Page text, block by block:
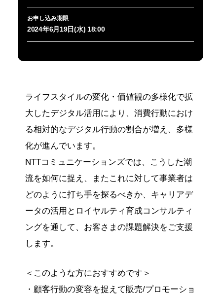
お申し込み期限
2024年6月19日(水) 18:00
ライフスタイルの変化・価値観の多様化で拡
大したデジタル活用により、消費行動におけ
る相対的なデジタル行動の割合が増え、多様
化が進んでいます。
NTTコミュニケーションズでは、こうした潮
流を如何に捉え、またこれに対して事業者は
どのように打ち手を探るべきか、キャリアデ
ータの活用とロイヤルティ育成コンサルティ
ングを通して、お客さまの課題解決をご支援
します。
＜このような方におすすめです＞
・顧客行動の変容を捉えて販売/プロモーショ